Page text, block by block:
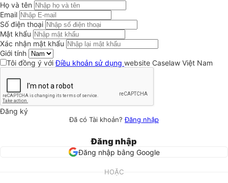
Họ và tên
Email
Số điện thoại
Mật khẩu
Xác nhận mật khẩu
Giới tính
Tôi đồng ý vớiĐiều khoản sử dụng website Caselaw Việt Nam
Đăng ký
Đã có Tài khoản?Đăng nhập
Đăng nhập
Đăng nhập bằng Google
HOẶC